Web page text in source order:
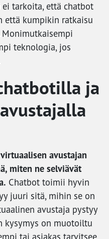
tarkoita, että chatbot
että kumpikin ratkaisu
teknologia, jos
ja
avustajan
miten ne selviävät
Chatbot toimii hyvin
juuri sitä, mihin se on
avustaja pystyy
kysymys on muotoiltu
tai asiakas tarvitsee